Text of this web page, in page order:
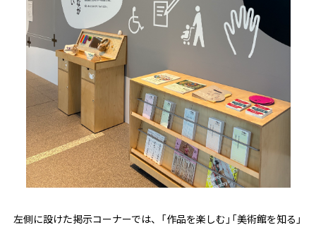
左側に設けた掲示コーナーでは、「作品を楽しむ」「美術館を知る」